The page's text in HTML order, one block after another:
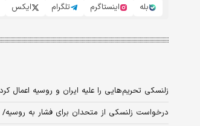
بله
اینستاگرم تلگرام ایکس
زلنسکی تحریم‌هایی را علیه ایران و روسیه اعمال کرد
درخواست زلنسکی از متحدان برای فشار به